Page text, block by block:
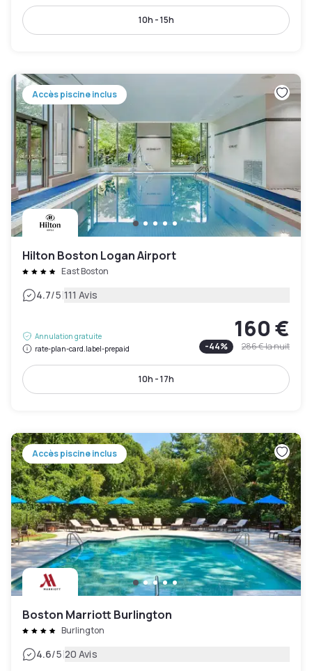
10h - 15h
Accès piscine inclus
Hilton Boston Logan Airport
East Boston
4.7/5|111 Avis
Annulation gratuite
rate-plan-card.label-prepaid
160 €
-44% 286 €la nuit
10h - 17h
Accès piscine inclus
Boston Marriott Burlington
Burlington
4.6/5|20 Avis